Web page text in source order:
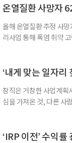
7000명으로, 1년 전보다
온열질환 사망자
올해 온열질환 추정 사
리사업 통해 폭염 취약
고령층은 825명
‘내게 맞는 일자리
창직은 거창한 사업계획
심을 가져온 것, 다른 사
2._______________
‘IRP 이전’ 수익률